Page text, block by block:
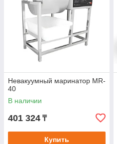
Невакуумный маринатор MR-
40
В наличии
401 324 ₸
Купить